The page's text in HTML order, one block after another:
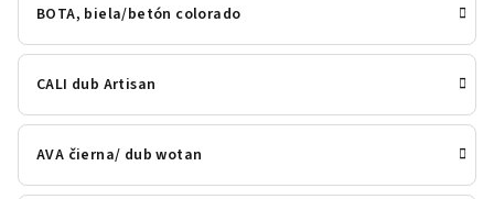
BOTA, biela/betón colorado
CALI dub Artisan
AVA čierna/ dub wotan